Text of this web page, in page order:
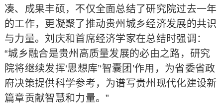
凑、成果丰硕，不仅全面总结了研究院过去一年
的工作，更凝聚了推动贵州城乡经济发展的共识
与力量。刘庆和首席经济学家在总结时强调：
“城乡融合是贵州高质量发展的必由之路，研究
院将继续发挥‘思想库’‘智囊团’作用，为省委省政
府决策提供科学参考，为谱写贵州现代化建设新
篇章贡献智慧和力量。”